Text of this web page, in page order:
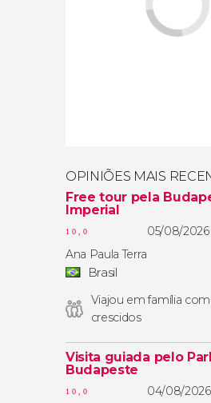
OPINIÕES MAIS
Free tour pela
Imperial
10,0
05/08/2026
Ana Paula Terra
Brasil
Viajou em família
crescidos
Visita guiada pelo
Budapeste
10,0
04/08/2026